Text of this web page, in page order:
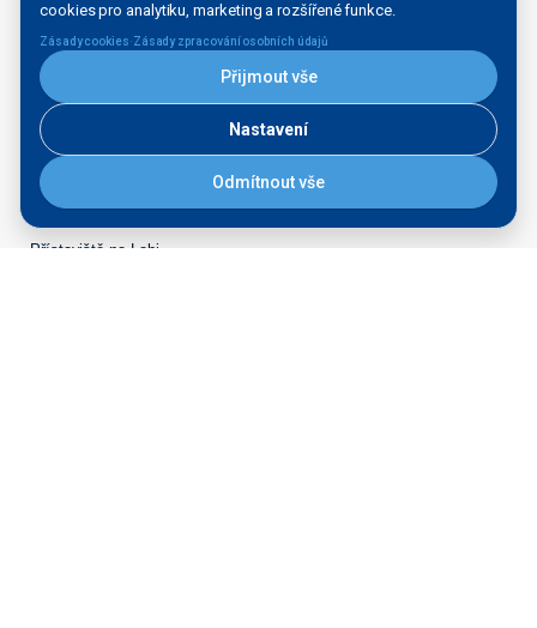
cookies pro analytiku, marketing a rozšířené funkce.
Zásady cookies·Zásady zpracování osobních údajů
Přijmout vše
Nastavení
Odmítnout vše
Aktuality
Kontakt pro média
Tiskové zprávy
Veřejné zakázky
Majetek k prodeji
STRATEGICKÉ ZÁMĚRY
Přístaviště na Labi